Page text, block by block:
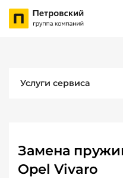
Услуги сервиса
Замена
Opel Vivaro